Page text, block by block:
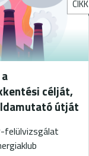
CIKK
célját,
útját
felülvizsgálat